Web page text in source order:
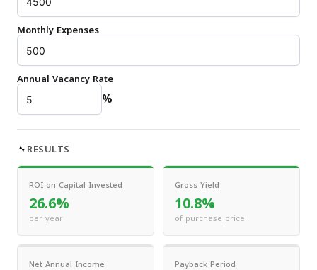
Monthly Expenses
Annual Vacancy Rate
%
RESULTS
ROI on Capital Invested
26.6%
per year
Gross Yield
10.8%
of purchase price
Net Annual Income Payback Period